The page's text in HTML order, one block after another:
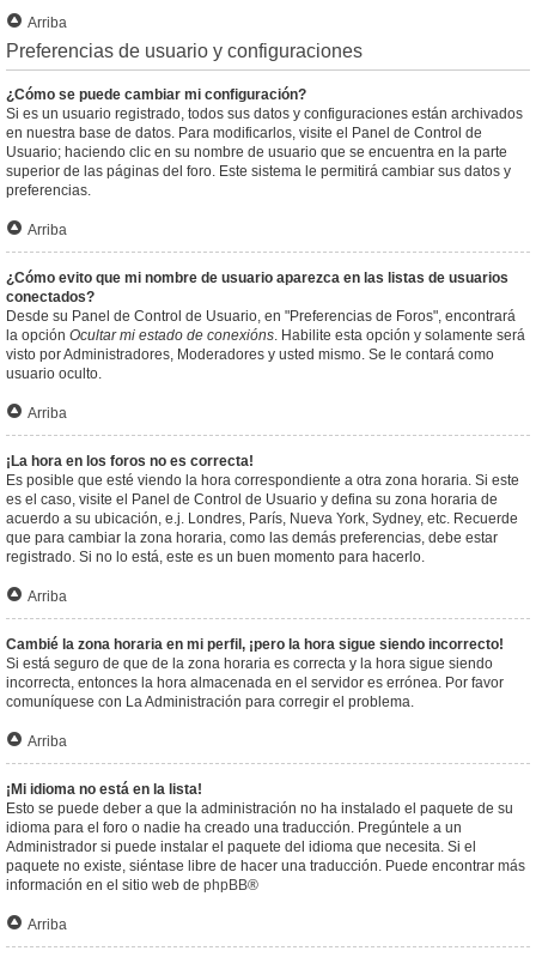
Arriba
Preferencias de usuario y configuraciones
¿Cómo se puede cambiar mi configuración?
Si es un usuario registrado, todos sus datos y configuraciones están archivados
en nuestra base de datos. Para modificarlos, visite el Panel de Control de
Usuario; haciendo clic en su nombre de usuario que se encuentra en la parte
superior de las páginas del foro. Este sistema le permitirá cambiar sus datos y
preferencias.
Arriba
¿Cómo evito que mi nombre de usuario aparezca en las listas de usuarios
conectados?
Desde su Panel de Control de Usuario, en "Preferencias de Foros", encontrará
la opción Ocultar mi estado de conexións. Habilite esta opción y solamente será
visto por Administradores, Moderadores y usted mismo. Se le contará como
usuario oculto.
Arriba
¡La hora en los foros no es correcta!
Es posible que esté viendo la hora correspondiente a otra zona horaria. Si este
es el caso, visite el Panel de Control de Usuario y defina su zona horaria de
acuerdo a su ubicación, e.j. Londres, París, Nueva York, Sydney, etc. Recuerde
que para cambiar la zona horaria, como las demás preferencias, debe estar
registrado. Si no lo está, este es un buen momento para hacerlo.
Arriba
Cambié la zona horaria en mi perfil, ¡pero la hora sigue siendo incorrecto!
Si está seguro de que de la zona horaria es correcta y la hora sigue siendo
incorrecta, entonces la hora almacenada en el servidor es errónea. Por favor
comuníquese con La Administración para corregir el problema.
Arriba
¡Mi idioma no está en la lista!
Esto se puede deber a que la administración no ha instalado el paquete de su
idioma para el foro o nadie ha creado una traducción. Pregúntele a un
Administrador si puede instalar el paquete del idioma que necesita. Si el
paquete no existe, siéntase libre de hacer una traducción. Puede encontrar más
información en el sitio web de phpBB®
Arriba